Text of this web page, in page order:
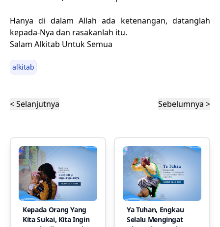
Hanya di dalam Allah ada ketenangan, datanglah
kepada-Nya dan rasakanlah itu.
Salam Alkitab Untuk Semua
alkitab
< Selanjutnya Sebelumnya >
Kepada Orang Yang
Kita Sukai, Kita Ingin
Ya Tuhan, Engkau
Selalu Mengingat